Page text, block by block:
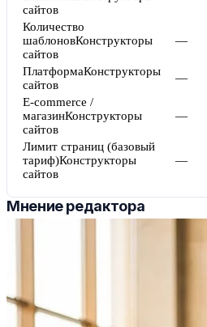
сайтов
Количество
шаблоновКонструкторы
сайтов
—
ПлатформаКонструкторы
сайтов
—
E-commerce /
магазинКонструкторы
сайтов
—
Лимит страниц (базовый
тариф)Конструкторы
сайтов
—
Мнение редактора